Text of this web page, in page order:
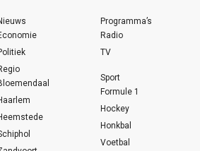
Programma’s
Radio
TV
Sport
Formule 1
Hockey
Honkbal
Voetbal